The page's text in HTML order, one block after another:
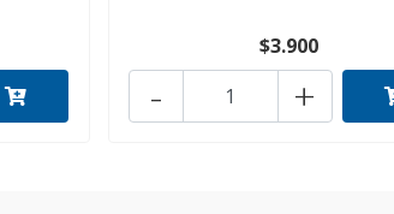
$3.900
+
-